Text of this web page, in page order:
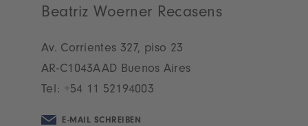
Beatriz Woerner Recasens
Av. Corrientes 327, piso 23
AR-C1043AAD Buenos Aires
Tel: +54 11 52194003
E-MAIL SCHREIBEN